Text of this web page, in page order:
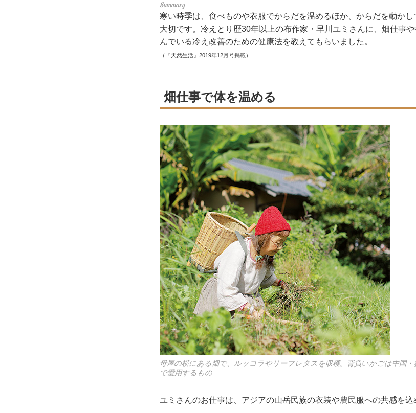
寒い時季は、食べものや衣服でからだを温めるほか、からだを動か
大切です。冷えとり歴30年以上の布作家・早川ユミさんに、畑仕事
んでいる冷え改善のための健康法を教えてもらいました。
（『天然生活』2019年12月号掲載）
畑仕事で体を温める
母屋の横にある畑で、ルッコラやリーフレタスを収穫。背負いかごは中国・
で愛用するもの
ユミさんのお仕事は、アジアの山岳民族の衣装や農民服への共感を込